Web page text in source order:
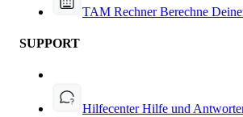
TAM RechnerBerechne
SUPPORT
HilfecenterHilfe und